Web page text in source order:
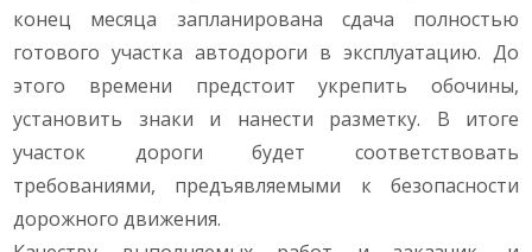
конец месяца запланирована сдача полностью
готового участка автодороги в эксплуатацию. До
этого времени предстоит укрепить обочины,
установить знаки и нанести разметку. В итоге
участок дороги будет соответствовать
требованиями, предъявляемыми к безопасности
дорожного движения.